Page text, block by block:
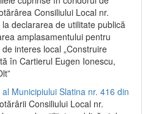
Consiliului Local nr.
declararea de utilitate publică
amplasamentului pentru
interes local „Construire
în Cartierul Eugen Ionescu,
Municipiului Slatina nr. 416 din
Consiliului Local nr.